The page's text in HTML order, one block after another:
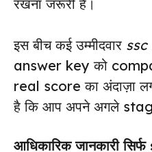
रखना जरूरी है।
इस बीच कई उम्मीदवार ssc
answer key को
real score का अंदाज़ा
है कि आप अपने अगले
आधिकारिक जानकारी